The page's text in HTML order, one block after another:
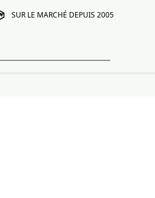
SUR LE MARCHÉ DEPUIS 2005